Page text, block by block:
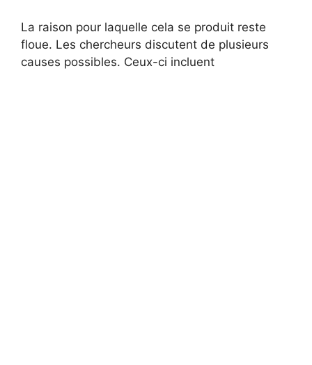
La raison pour laquelle cela se produit reste
floue. Les chercheurs discutent de plusieurs
causes possibles. Ceux-ci incluent